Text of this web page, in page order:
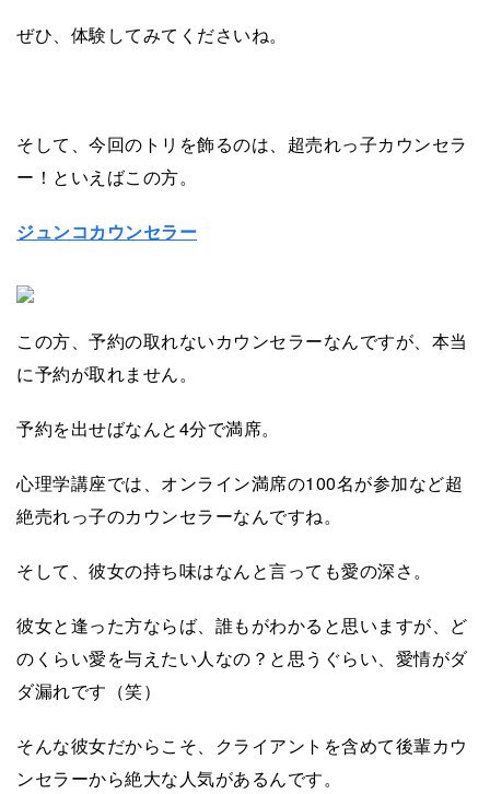
ぜひ、体験してみてくださいね。
そして、今回のトリを飾るのは、超売れっ子カウンセラ
ー！といえばこの方。
ジュンコカウンセラー
この方、予約の取れないカウンセラーなんですが、本当
に予約が取れません。
予約を出せばなんと4分で満席。
心理学講座では、オンライン満席の100名が参加など超
絶売れっ子のカウンセラーなんですね。
そして、彼女の持ち味はなんと言っても愛の深さ。
彼女と逢った方ならば、誰もがわかると思いますが、ど
のくらい愛を与えたい人なの？と思うぐらい、愛情がダ
ダ漏れです（笑）
そんな彼女だからこそ、クライアントを含めて後輩カウ
ンセラーから絶大な人気があるんです。